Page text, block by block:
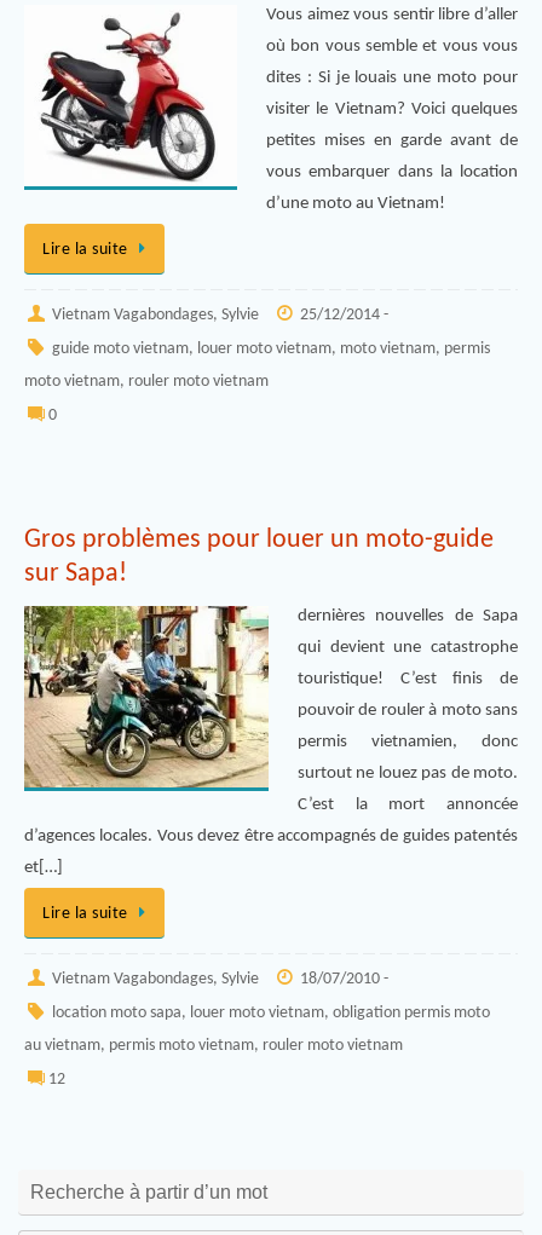
Vous aimez vous sentir libre d’aller
où bon vous semble et vous vous
dites : Si je louais une moto pour
visiter le Vietnam? Voici quelques
petites mises en garde avant de
vous embarquer dans la location
d’une moto au Vietnam!
Lire la suite
Vietnam Vagabondages, Sylvie 25/12/2014 -
guide moto vietnam, louer moto vietnam, moto vietnam, permis
moto vietnam, rouler moto vietnam
0
Gros problèmes pour louer un moto-guide
sur Sapa!
dernières nouvelles de Sapa
qui devient une catastrophe
touristique! C’est finis de
pouvoir de rouler à moto sans
permis vietnamien, donc
surtout ne louez pas de moto.
C’est la mort annoncée
d’agences locales. Vous devez être accompagnés de guides patentés
et[…]
Lire la suite
Vietnam Vagabondages, Sylvie 18/07/2010 -
location moto sapa, louer moto vietnam, obligation permis moto
au vietnam, permis moto vietnam, rouler moto vietnam
12
Recherche à partir d’un mot